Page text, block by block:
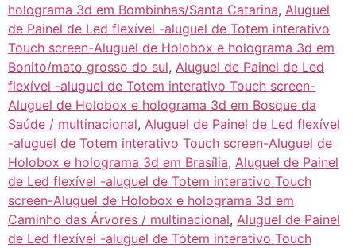
holograma 3d em Bombinhas/Santa Catarina, Aluguel
de Painel de Led flexível -aluguel de Totem interativo
Touch screen-Aluguel de Holobox e holograma 3d em
Bonito/mato grosso do sul, Aluguel de Painel de Led
flexível -aluguel de Totem interativo Touch screen-
Aluguel de Holobox e holograma 3d em Bosque da
Saúde / multinacional, Aluguel de Painel de Led flexível
-aluguel de Totem interativo Touch screen-Aluguel de
Holobox e holograma 3d em Brasília, Aluguel de Painel
de Led flexível -aluguel de Totem interativo Touch
screen-Aluguel de Holobox e holograma 3d em
Caminho das Árvores / multinacional, Aluguel de Painel
de Led flexível -aluguel de Totem interativo Touch